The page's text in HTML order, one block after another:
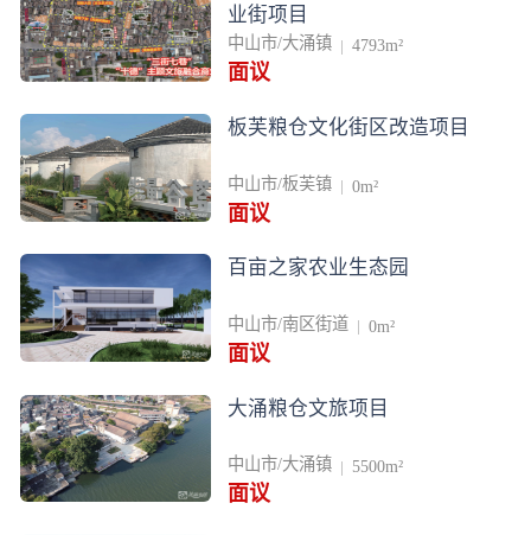
业街项目
中山市/大涌镇 4793m²
面议
板芙粮仓文化街区改造项目
中山市/板芙镇 0m²
面议
百亩之家农业生态园
中山市/南区街道 0m²
面议
大涌粮仓文旅项目
中山市/大涌镇 5500m²
面议